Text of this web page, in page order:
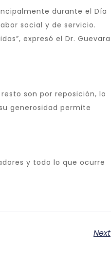
durante el Día
social y de servicio.
expresó el Dr. Guevara
son por reposición, lo
generosidad permite
y todo lo que ocurre
Next